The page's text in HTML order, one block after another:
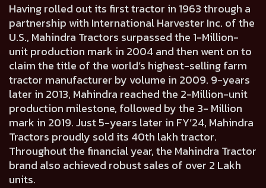
Having rolled out its first tractor in 1963 through a
partnership with International Harvester Inc. of the
U.S., Mahindra Tractors surpassed the 1-Million-
unit production mark in 2004 and then went on to
claim the title of the world’s highest-selling farm
tractor manufacturer by volume in 2009. 9-years
later in 2013, Mahindra reached the 2-Million-unit
production milestone, followed by the 3- Million
mark in 2019. Just 5-years later in FY’24, Mahindra
Tractors proudly sold its 40th lakh tractor.
Throughout the financial year, the Mahindra Tractor
brand also achieved robust sales of over 2 Lakh
units.